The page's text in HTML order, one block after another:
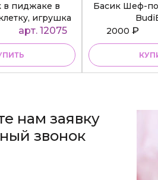
в пиджаке в
игрушка
арт. 12075
Басик Шеф-
2000₽
нам заявку
звонок